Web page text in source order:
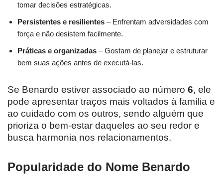
tomar decisões estratégicas.
Persistentes e resilientes – Enfrentam adversidades com
força e não desistem facilmente.
Práticas e organizadas – Gostam de planejar e estruturar
bem suas ações antes de executá-las.
Se Benardo estiver associado ao número 6, ele
pode apresentar traços mais voltados à família e
ao cuidado com os outros, sendo alguém que
prioriza o bem-estar daqueles ao seu redor e
busca harmonia nos relacionamentos.
Popularidade do Nome Benardo